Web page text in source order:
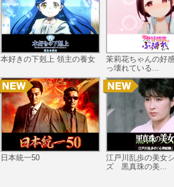
本好きの下剋上 領主の養女
日本統一50
茉莉花ちゃんの好
っ壊れている...
江戸川乱歩の美女
ズ 黒真珠の美...